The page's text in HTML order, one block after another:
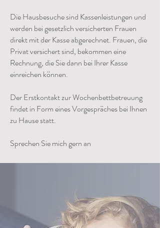
Die Hausbesuche sind Kassenleistungen und
werden bei gesetzlich versicherten Frauen
direkt mit der Kasse abgerechnet. Frauen, die
Privat versichert sind, bekommen eine
Rechnung, die Sie dann bei Ihrer Kasse
einreichen können.
Der Erstkontakt zur Wochenbettbetreuung
findet in Form eines Vorgespräches bei Ihnen
zu Hause statt.
Sprechen Sie mich gern an